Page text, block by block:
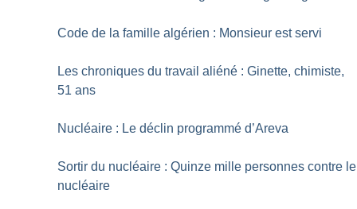
Code de la famille algérien : Monsieur est servi
Les chroniques du travail aliéné : Ginette, chimiste,
51 ans
Nucléaire : Le déclin programmé d’Areva
Sortir du nucléaire : Quinze mille personnes contre le
nucléaire